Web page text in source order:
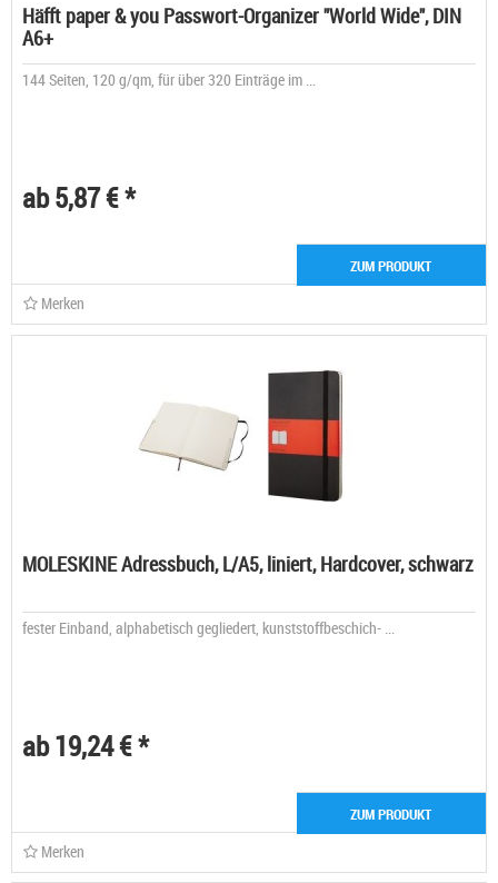
Häfft paper & you Passwort-Organizer "World Wide", DIN
A6+
144 Seiten, 120 g/qm, für über 320 Einträge im ...
ab 5,87 € *
ZUM PRODUKT
Merken
MOLESKINE Adressbuch, L/A5, liniert, Hardcover, schwarz
fester Einband, alphabetisch gegliedert, kunststoffbeschich- ...
ab 19,24 € *
ZUM PRODUKT
Merken